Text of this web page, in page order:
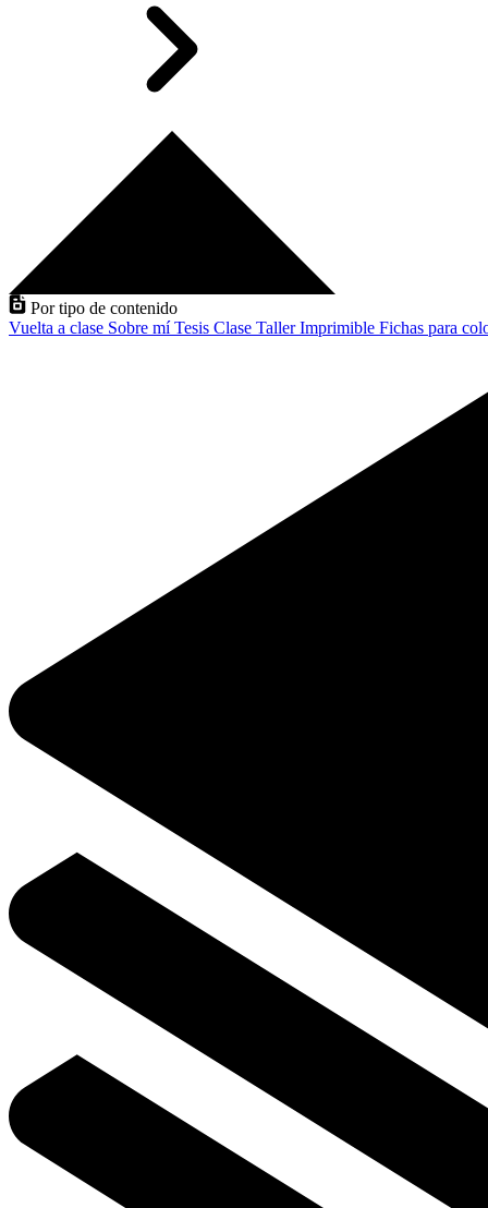
Por tipo de contenido
Vuelta a clase Sobre míTesis Clase TallerImprimible Fichas para